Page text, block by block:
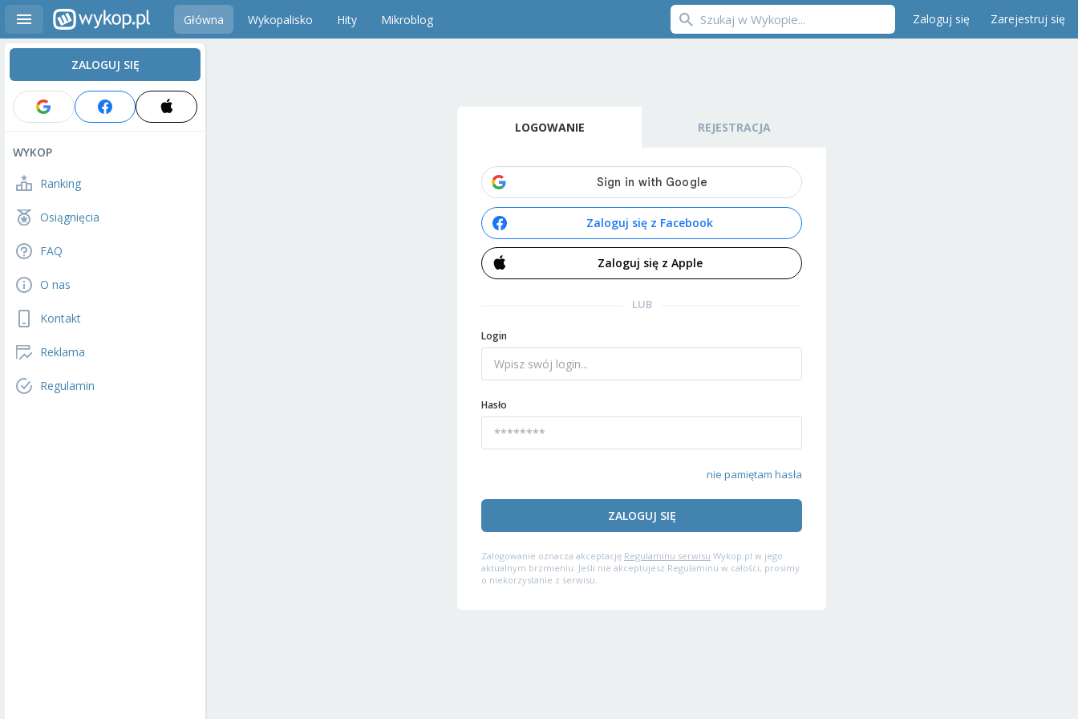
Główna Wykopalisko Hity Mikroblog Zaloguj się Zarejestruj się
ZALOGUJ SIĘ
WYKOP
Ranking
Osiągnięcia
FAQ
O nas
Kontakt
Reklama
Regulamin
LOGOWANIE REJESTRACJA
Zaloguj się z Facebook
Zaloguj się z Apple
LUB
Login
Hasło
nie pamiętam hasła
ZALOGUJ SIĘ
Zalogowanie oznacza akceptację Regulaminu serwisu Wykop.pl w jego
aktualnym brzmieniu. Jeśli nie akceptujesz Regulaminu w całości, prosimy
o niekorzystanie z serwisu.